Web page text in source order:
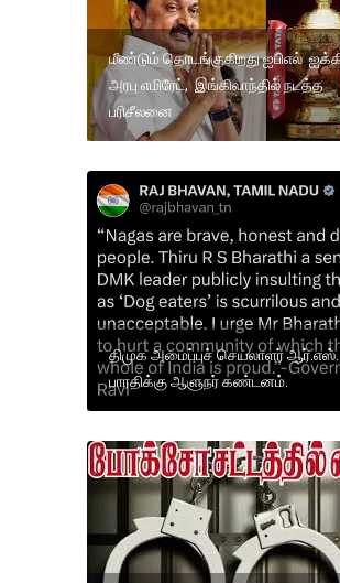
மீண்டும் தொடங்குகிறது ஐபிஎல்
அரபு எமிரேட், இங்கிலாந்தில் நடத்த
பரிசீலனை
திமுக அமைப்புச் செயலாளர் ஆர்.எஸ்.
பாரதிக்கு ஆளுநர் கண்டனம்.